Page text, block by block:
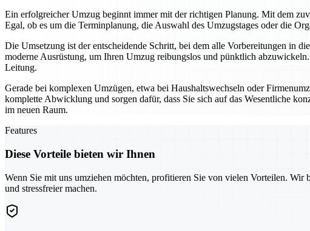
Ein erfolgreicher Umzug beginnt immer mit der richtigen Planung. Mit dem
Egal, ob es um die Terminplanung, die Auswahl des Umzugstages oder die
Die Umsetzung ist der entscheidende Schritt, bei dem alle Vorbereitungen in
moderne Ausrüstung, um Ihren Umzug reibungslos und pünktlich
Leitung.
Gerade bei komplexen Umzügen, etwa bei Haushaltswechseln oder
komplette Abwicklung und sorgen dafür, dass Sie sich auf das Wesentliche
im neuen Raum.
Features
Diese Vorteile bieten wir Ihnen
Wenn Sie mit uns umziehen möchten, profitieren Sie von vielen Vorteilen.
und stressfreier machen.